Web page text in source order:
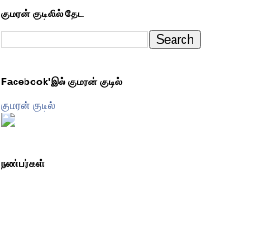
குமரன் குடிலில் தேட
Facebook'இல் குமரன் குடில்
குமரன் குடில்
நண்பர்கள்